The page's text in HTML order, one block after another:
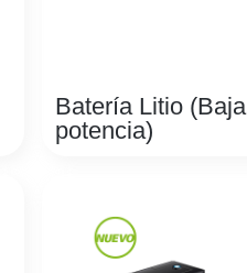
Batería Litio (Baja
potencia)